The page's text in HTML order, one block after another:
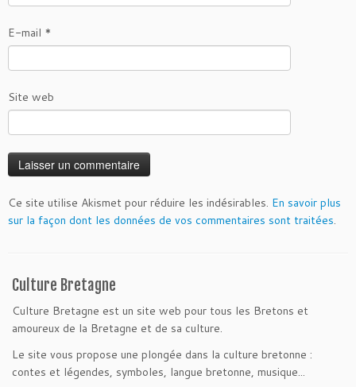
E-mail *
Site web
Ce site utilise Akismet pour réduire les indésirables. En savoir plus
sur la façon dont les données de vos commentaires sont traitées.
Culture Bretagne
Culture Bretagne est un site web pour tous les Bretons et
amoureux de la Bretagne et de sa culture.
Le site vous propose une plongée dans la culture bretonne :
contes et légendes, symboles, langue bretonne, musique...